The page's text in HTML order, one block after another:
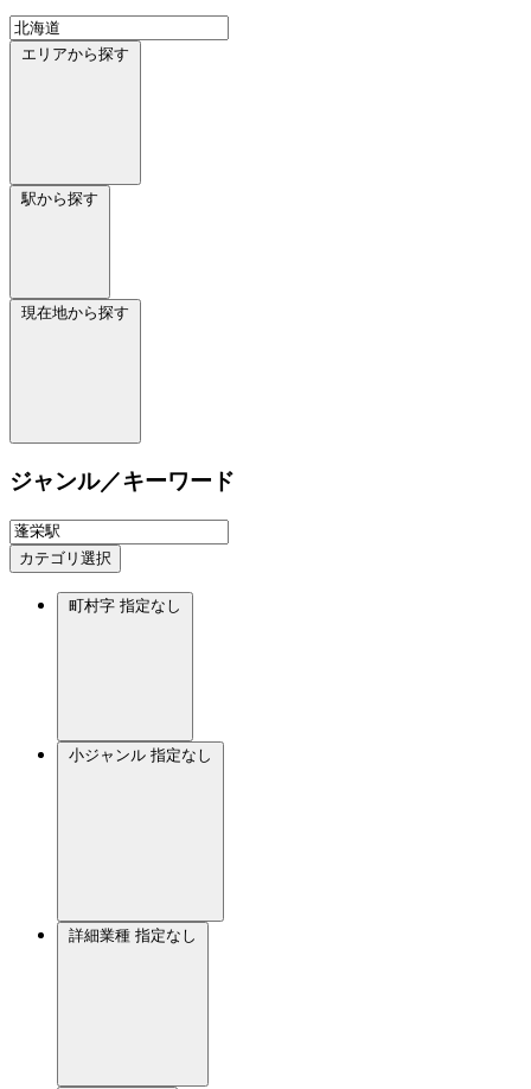
エリアから探す
駅から探す
現在地から探す
ジャンル／キーワード
カテゴリ選択
町村字 指定なし
小ジャンル 指定なし
詳細業種 指定なし